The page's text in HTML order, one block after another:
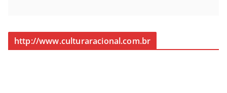
http://www.culturaracional.com.br